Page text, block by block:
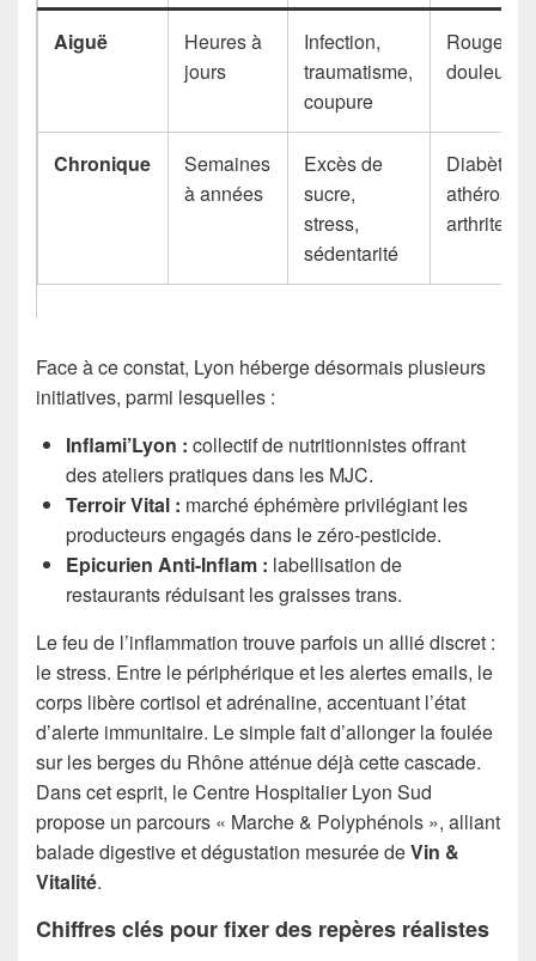
Aiguë
Heures à
jours
Infection,
traumatisme,
coupure
Rougeur,
douleur,
Chronique
Semaines
à années
Excès de
sucre,
stress,
sédentarité
Diabète,
arthrite
Face à ce constat, Lyon héberge désormais plusieurs
initiatives, parmi lesquelles :
Inflami’Lyon : collectif de nutritionnistes offrant
des ateliers pratiques dans les MJC.
Terroir Vital : marché éphémère privilégiant les
producteurs engagés dans le zéro-pesticide.
Epicurien Anti-Inflam : labellisation de
restaurants réduisant les graisses trans.
Le feu de l’inflammation trouve parfois un allié discret :
le stress. Entre le périphérique et les alertes emails, le
corps libère cortisol et adrénaline, accentuant l’état
d’alerte immunitaire. Le simple fait d’allonger la foulée
sur les berges du Rhône atténue déjà cette cascade.
Dans cet esprit, le Centre Hospitalier Lyon Sud
propose un parcours « Marche & Polyphénols », alliant
balade digestive et dégustation mesurée deVin &
Vitalité.
Chiffres clés pour fixer des repères réalistes